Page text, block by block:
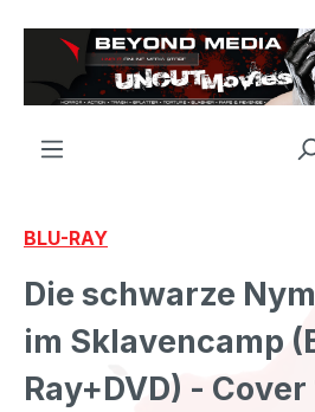
Zum Hauptinhalt springen
BLU-RAY
Die schwarze
im Sklavencamp
Ray+DVD) -